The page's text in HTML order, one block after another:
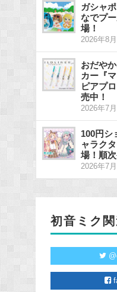
ガシャ
なでプ
場！
2026年8
おだや
カー『
ピアプ
売中！
2026年7
100円シ
ャラク
場！順
2026年7
初音ミク